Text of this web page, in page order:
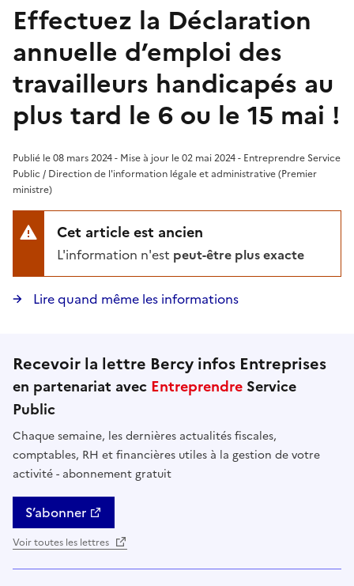
Effectuez la Déclaration
annuelle d’emploi des
travailleurs handicapés au
plus tard le 6 ou le 15 mai !
Publié le 08 mars 2024 - Mise à jour le 02 mai 2024 - Entreprendre Service
Public / Direction de l'information légale et administrative (Premier
ministre)
Cet article est ancien
L'information n'est peut-être plus exacte
Lire quand même les informations
Recevoir la lettre Bercy infos Entreprises
en partenariat avec Entreprendre Service
Public
Chaque semaine, les dernières actualités fiscales,
comptables, RH et financières utiles à la gestion de votre
activité - abonnement gratuit
S’abonner
Voir toutes les lettres